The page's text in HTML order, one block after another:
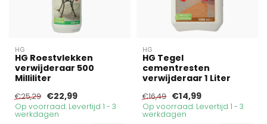
HG
HG Roestvlekken
verwijderaar 500
Milliliter
€25,29 €22,99
Op voorraad. Levertijd 1 - 3
werkdagen
HG
HG Tegel
cementresten
verwijderaar 1 Liter
€16,49 €14,99
Op voorraad. Levertijd 1 - 3
werkdagen